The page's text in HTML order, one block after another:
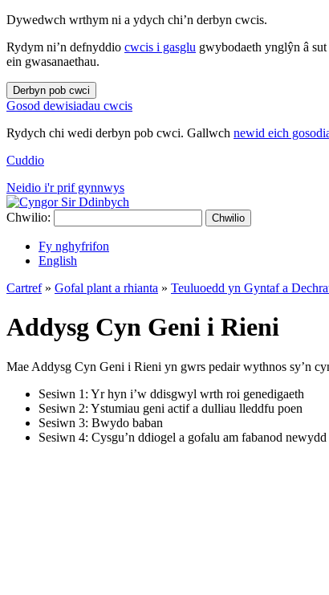
Dywedwch wrthym ni a ydych chi’n derbyn cwcis.
Rydym ni’n defnyddio cwcis i gasglu gwybodaeth ynglŷn â
ein gwasanaethau.
Derbyn pob cwci
Gosod dewisiadau cwcis
Rydych chi wedi derbyn pob cwci. Gallwch newid eich
Cuddio
Neidio i'r prif gynnwys
Chwilio: Chwilio
Fy nghyfrifon
English
Cartref» Gofal plant a rhianta » Teuluoedd yn Gyntaf a
Addysg Cyn Geni i Rieni
Mae Addysg Cyn Geni i Rieni yn gwrs pedair wythnos sy’n
Sesiwn 1: Yr hyn i’w ddisgwyl wrth roi genedigaeth
Sesiwn 2: Ystumiau geni actif a dulliau lleddfu poen
Sesiwn 3: Bwydo baban
Sesiwn 4: Cysgu’n ddiogel a gofalu am fabanod newydd